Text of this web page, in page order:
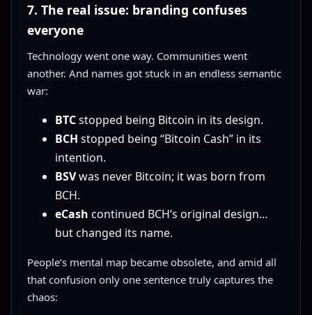
7. The real issue: branding confuses
everyone
Technology went one way. Communities went
another. And names got stuck in an endless semantic
war:
BTCstopped being Bitcoin in its design.
BCH stopped being “Bitcoin Cash” in its
intention.
BSVwas never Bitcoin; it was born from
BCH.
eCash continued BCH’s original design…
but changed its name.
People’s mental map became obsolete, and amid all
that confusion only one sentence truly captures the
chaos: